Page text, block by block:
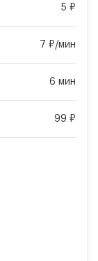
5 ₽
7 ₽/мин
6 мин
99 ₽